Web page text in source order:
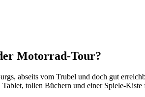
Motorrad-Tour?
abseits vom Trubel und doch gut
tollen Büchern und einer Spiele-